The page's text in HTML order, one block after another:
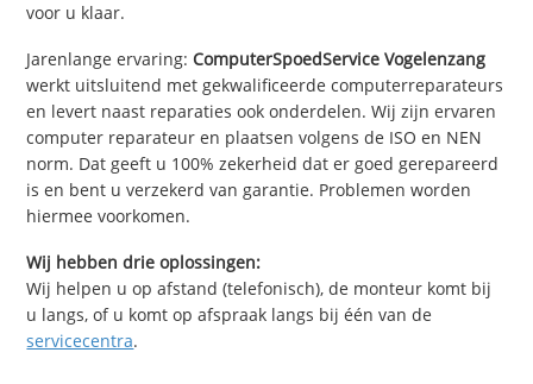
voor u klaar.
Jarenlange ervaring:ComputerSpoedService Vogelenzang
werkt uitsluitend met gekwalificeerde computerreparateurs
en levert naast reparaties ook onderdelen. Wij zijn ervaren
computer reparateur en plaatsen volgens de ISO en NEN
norm. Dat geeft u 100% zekerheid dat er goed gerepareerd
is en bent u verzekerd van garantie. Problemen worden
hiermee voorkomen.
Wij hebben drie oplossingen:
Wij helpen u op afstand (telefonisch), de monteur komt bij
u langs, of u komt op afspraak langs bij één van de
servicecentra.